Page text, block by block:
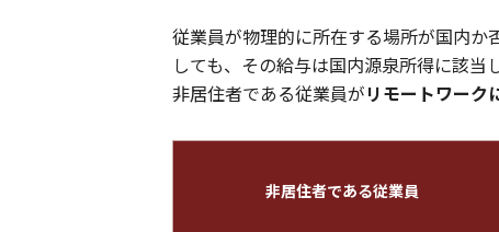
従業員が物理的に所在する場所が国内か
しても、その給与は国内源泉所得に該当
非居住者である従業員がリモートワーク
非居住者である従業員